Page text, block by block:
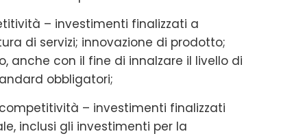
– investimenti finalizzati a
di servizi; innovazione di prodotto;
anche con il fine di innalzare il livello di
obbligatori;
– investimenti finalizzati
inclusi gli investimenti per la